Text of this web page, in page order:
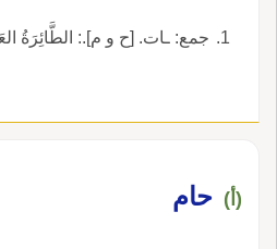
جمع: ـات. [ح و م].: الطَّائِرَةُ
(أ) حام